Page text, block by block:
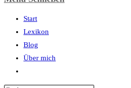
Start
Lexikon
Blog
Über mich
Suche